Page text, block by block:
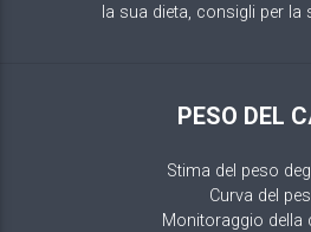
la sua dieta, consigli per la
PESO DEL
Stima del peso
Curva del
Monitoraggio della